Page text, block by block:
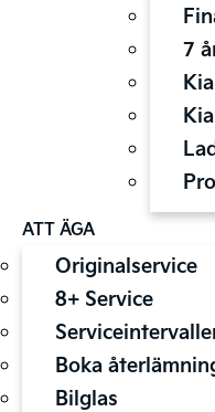
7
ATT ÄGA
Originalservice
8+ Service
Boka
Bilglas